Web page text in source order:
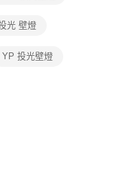
為交易完成。
視為有效，需透過AFTEE先享
問，請聯繫「AFTEE先享後付
光 壁燈
YP 投光壁燈